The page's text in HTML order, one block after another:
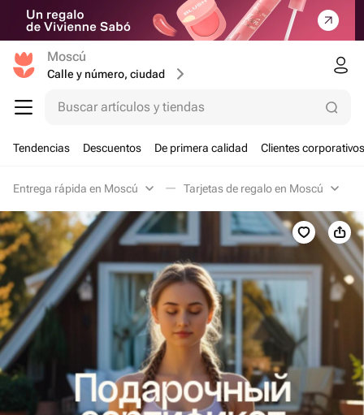
Moscú
Calle y número, ciudad
Buscar artículos y tiendas
Tendencias Descuentos De primera calidad Clientes corporativos
Entrega rápida en Moscú Tarjetas de regalo en Moscú